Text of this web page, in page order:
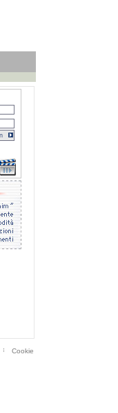
Cookie